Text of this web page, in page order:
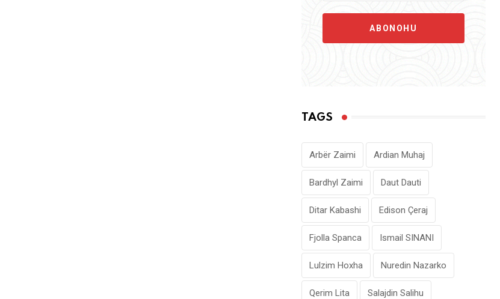
ABONOHU
TAGS
Arbër Zaimi Ardian Muhaj
Bardhyl Zaimi Daut Dauti
Ditar Kabashi Edison Çeraj
Fjolla Spanca Ismail SINANI
Lulzim Hoxha Nuredin Nazarko
Qerim Lita Salajdin Salihu